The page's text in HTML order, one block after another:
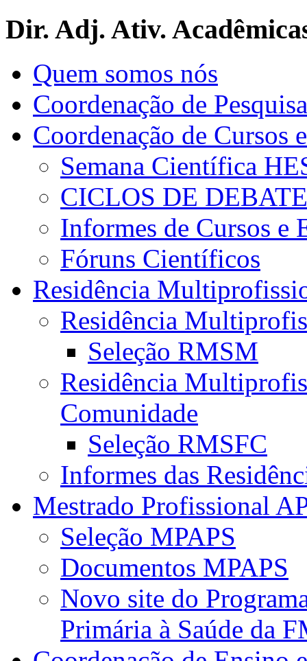
Dir. Adj. Ativ.
Quem somos nós
Coordenação de Pesquisa
Coordenação de Cursos
Semana Científica
CICLOS DE
Informes de Cursos e
Fóruns Científicos
Residência
Residência
Seleção RMSM
Residência
Comunidade
Seleção RMSFC
Informes das
Mestrado Profissional
Seleção MPAPS
Documentos MPAPS
Novo site do
Primária à Saúde da